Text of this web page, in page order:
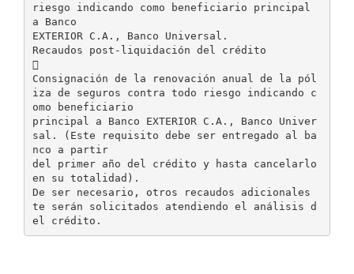
riesgo indicando como beneficiario principal
a Banco
EXTERIOR C.A., Banco Universal.
Recaudos post-liquidación del crédito

Consignación de la renovación anual de la pól
iza de seguros contra todo riesgo indicando c
omo beneficiario
principal a Banco EXTERIOR C.A., Banco Univer
sal. (Este requisito debe ser entregado al ba
nco a partir
del primer año del crédito y hasta cancelarlo
en su totalidad).
De ser necesario, otros recaudos adicionales
te serán solicitados atendiendo el análisis d